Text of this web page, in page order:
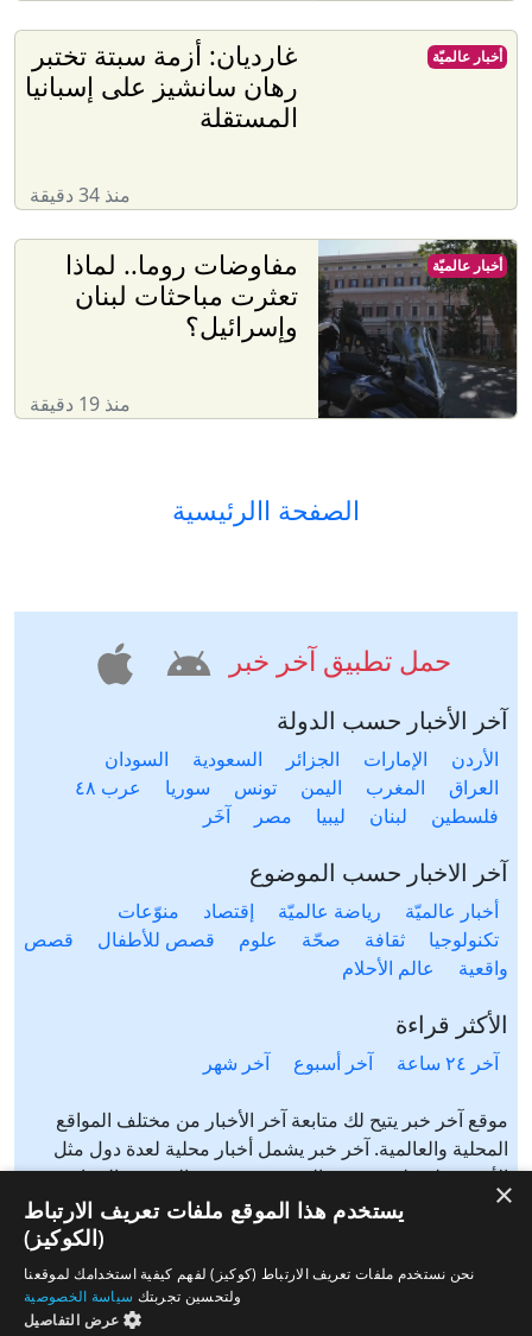
غارديان: أزمة سبتة تختبر
رهان سانشيز على إسبانيا
المستقلة
منذ 34 دقيقة
أخبار عالميّة
مفاوضات روما.. لماذا
تعثرت مباحثات لبنان
وإسرائيل؟
منذ 19 دقيقة
أخبار عالميّة
الصفحة االرئيسية
حمل تطبيق آخر خبر
آخر الأخبار حسب الدولة
الأردن الإمارات الجزائر السعودية
السودان
العراق
المغرب اليمن تونس سوريا
عرب ٤٨
فلسطين
لبنان ليبيا مصر آخَر
آخر الاخبار حسب الموضوع
أخبار عالميّة رياضة عالميّة إقتصاد
منوّعات
تكنولوجيا
ثقافة صحّة علوم قصص للأطفال
قصص
واقعية
عالم الأحلام
الأكثر قراءة
آخر ٢٤ ساعة آخر أسبوع آخر شهر
موقع آخر خبر يتيح لك متابعة آخر الأخبار من مختلف المواقع
المحلية والعالمية. آخر خبر يشمل أخبار محلية لعدة دول مثل
الأردن، فلسطين، مصر، السعودية، تونس، المغرب، الجزائر،
عرب ٤٨، لبنان، العراق، اليمن وغيرها آخر خبر يتيح متابعة أخبار
من شتى المواضيع مثل: أخبار محلية، أخبار عالمية، رياضة،
إقتصاد، ثقافة، منوعات وغيرها تابع الأخبار المحلية والعالمية من
مختلف المواقع الإخبارية: الجزيرة، العربية، بي بي سي، سي ان
×
يستخدم هذا الموقع ملفات تعريف الارتباط
(الكوكيز)
نحن نستخدم ملفات تعريف الارتباط (كوكيز) لفهم كيفية استخدامك لموقعنا
ولتحسين تجربتك سياسة الخصوصية
عرض التفاصيل